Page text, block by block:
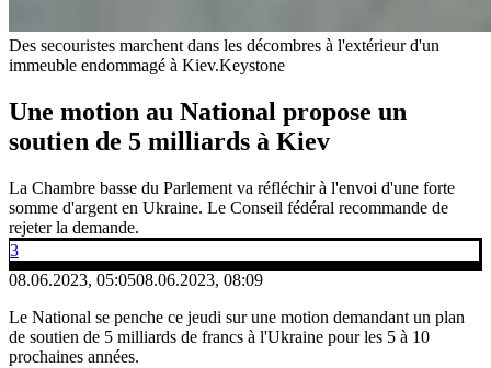
Des secouristes marchent dans les décombres à l'extérieur d'un
immeuble endommagé à Kiev.Keystone
Une motion au National propose un
soutien de 5 milliards à Kiev
La Chambre basse du Parlement va réfléchir à l'envoi d'une forte
somme d'argent en Ukraine. Le Conseil fédéral recommande de
rejeter la demande.
3
08.06.2023, 05:0508.06.2023, 08:09
Le National se penche ce jeudi sur une motion demandant un plan
de soutien de 5 milliards de francs à l'Ukraine pour les 5 à 10
prochaines années.